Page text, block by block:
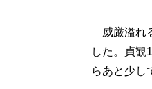
威厳溢れ
した。貞観
らあと少し